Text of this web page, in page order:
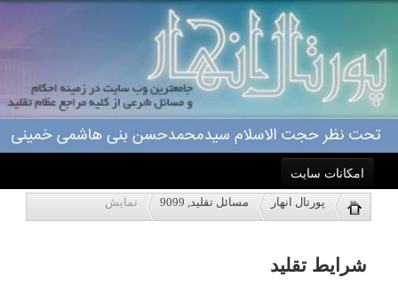
امکانات سایت
خانه
درباره ما
پورتال انهار مسائل تقلید, 9099 نمایش